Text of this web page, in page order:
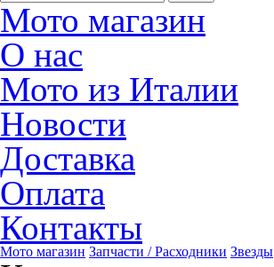
Мото магазин
О нас
Мото из Италии
Новости
Доставка
Оплата
Контакты
Мото магазин Запчасти / Расходники Звезды